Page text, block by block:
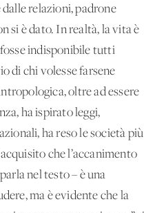
relazioni, padrone
si è dato. In realtà, la vita è
indisponibile tutti
di chi volesse farsene
oltre ad essere
ha ispirato leggi,
ha reso le società più
che l’accanimento
nel testo – è una
ma è evidente che la